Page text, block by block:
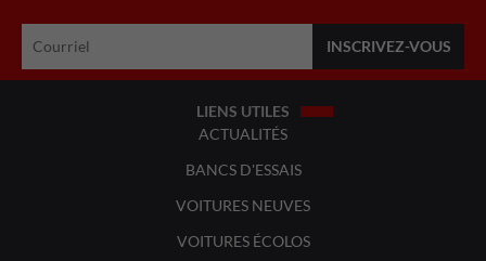
LIENS UTILES
ACTUALITÉS
BANCS D'ESSAIS
VOITURES NEUVES
VOITURES ÉCOLOS